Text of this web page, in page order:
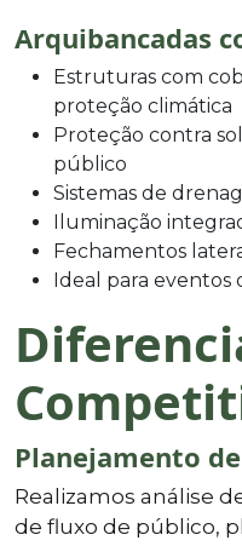
Arquibancadas
Estruturas com
proteção climática
Proteção contra
público
Sistemas de
Iluminação
Fechamentos
Ideal para eventos
Planejamento
Realizamos análise
de fluxo de público,